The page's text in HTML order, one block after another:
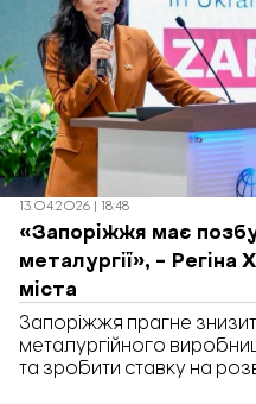
13.04.2026 | 18:48
«Запоріжжя має
металургії», –
міста
Запоріжжя прагне
металургійного
та зробити ставку на